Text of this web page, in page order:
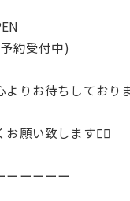
約受付中)
よりお待ちしており
願い致します🙇‍♂️
ーーーーー